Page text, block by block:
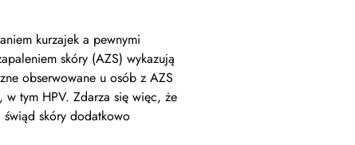
kurzajek a pewnymi
skóry (AZS) wykazują
obserwowane u osób z AZS
w tym HPV. Zdarza się więc, że
skóry dodatkowo